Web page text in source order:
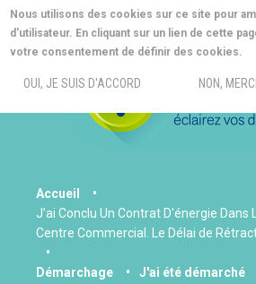
Nous utilisons des cookies sur ce site pour
d'utilisateur. En cliquant sur un lien de cette
votre consentement de définir des cookies.
OUI, JE SUIS D'ACCORD NON, MERCI
Aller
au
contenu
MENU
You
are
here
Accueil
J’ai Conclu Un Contrat D'énergie Dans
Centre Commercial. Le Délai de
Démarchage
J'ai été démarché